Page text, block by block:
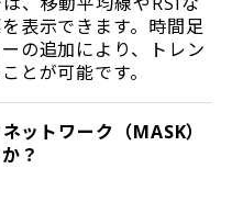
表示できます。時間足
の追加により、トレン
とが可能です。
ットワーク（MASK）
？